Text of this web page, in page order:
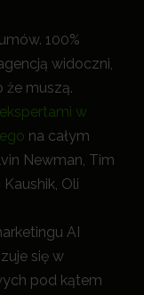
100%
widoczni,
że muszą.
w
na całym
Newman, Tim
Oli
AI
się w
pod kątem